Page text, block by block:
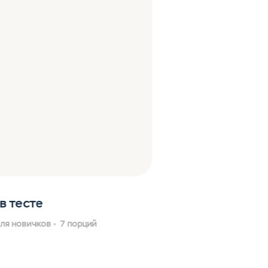
тесте
новичков 7 порций